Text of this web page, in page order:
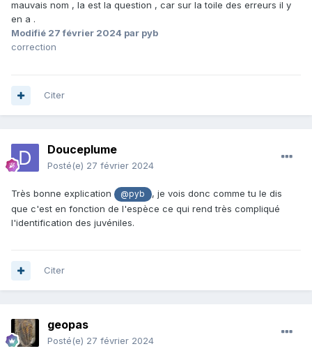
mauvais nom , la est la question , car sur la toile des erreurs il y
en a .
Modifié 27 février 2024 par pyb
correction
Citer
Douceplume
Posté(e) 27 février 2024
Très bonne explication @pyb
, je vois donc comme tu le dis
que c'est en fonction de l'espèce ce qui rend très compliqué
l'identification des juvéniles.
Citer
geopas
Posté(e) 27 février 2024